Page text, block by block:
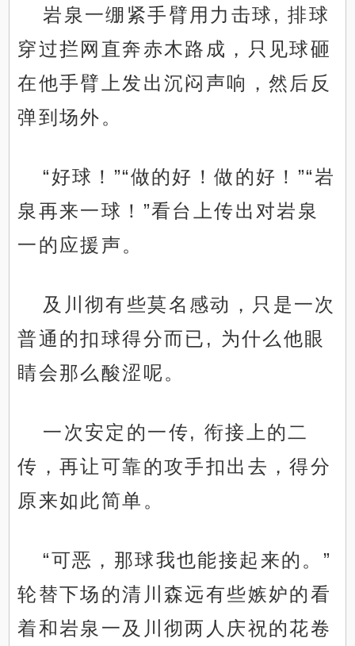
岩泉一绷紧手臂用力击球, 排球
穿过拦网直奔赤木路成，只见球砸
在他手臂上发出沉闷声响，然后反
弹到场外。
“好球！”“做的好！做的好！”“岩
泉再来一球！”看台上传出对岩泉
一的应援声。
及川彻有些莫名感动，只是一次
普通的扣球得分而已, 为什么他眼
睛会那么酸涩呢。
一次安定的一传, 衔接上的二
传，再让可靠的攻手扣出去，得分
原来如此简单。
“可恶，那球我也能接起来的。”
轮替下场的清川森远有些嫉妒的看
着和岩泉一及川彻两人庆祝的花卷